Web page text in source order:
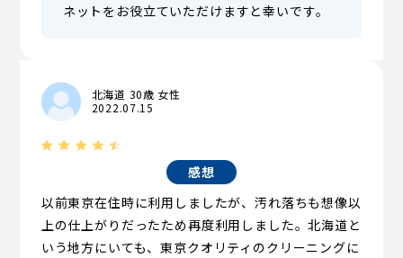
ネットをお役立ていただけますと幸いです。
北海道 30歳 女性
2022.07.15
感想
以前東京在住時に利用しましたが、汚れ落ちも想像以
上の仕上がりだったため再度利用しました。北海道と
いう地方にいても、東京クオリティのクリーニングに